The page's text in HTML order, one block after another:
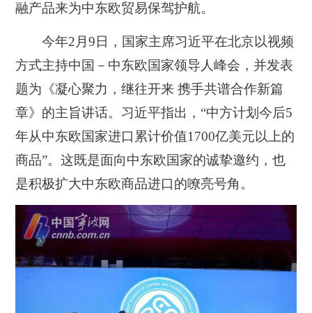
融产品来为中东欧贸易保驾护航。
今年2月9日，国家主席习近平在北京以视频
方式主持中国－中东欧国家领导人峰会，并发表
题为《凝心聚力，继往开来 携手共谱合作新篇
章》的主旨讲话。习近平指出，“中方计划今后5
年从中东欧国家进口累计价值1700亿美元以上的
商品”。这既是面向中东欧国家的诚挚邀约，也
是积极扩大中东欧商品进口的嘹亮号角。